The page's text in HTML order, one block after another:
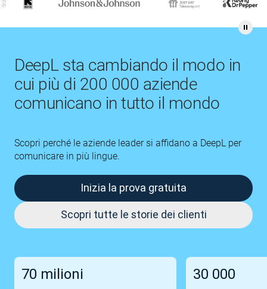
DeepL sta cambiando il modo in
cui più di 200 000 aziende
comunicano in tutto il mondo
Scopri perché le aziende leader si affidano a DeepL per
comunicare in più lingue.
Inizia la prova gratuita
Scopri tutte le storie dei clienti
70 milioni 30 000